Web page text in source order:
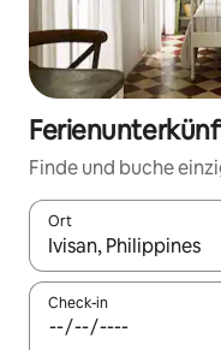
Finde und buche
Ort
Wenn Ergebnisse
Check-in